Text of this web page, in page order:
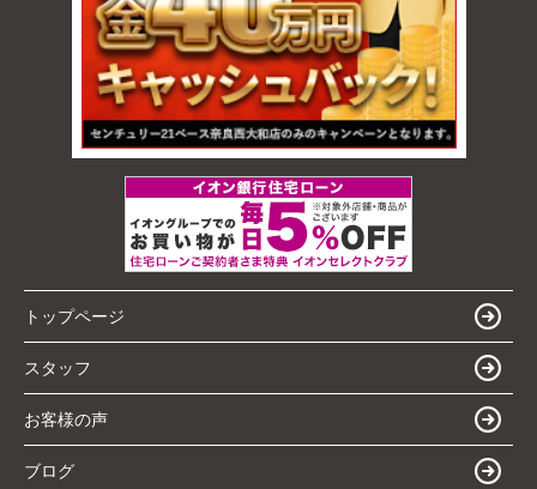
トップページ
スタッフ
お客様の声
ブログ